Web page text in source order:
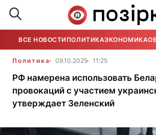
ВСЕ НОВОСТИ ПОЛИТИКАЭКОНОМИКА
Политика 09.10.2025 11:25
РФ намерена использовать
провокаций с участием
утверждает Зеленский